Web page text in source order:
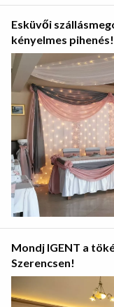
Esküvői
kényelmes pihenés!
Mondj IGENT a
Szerencsen!